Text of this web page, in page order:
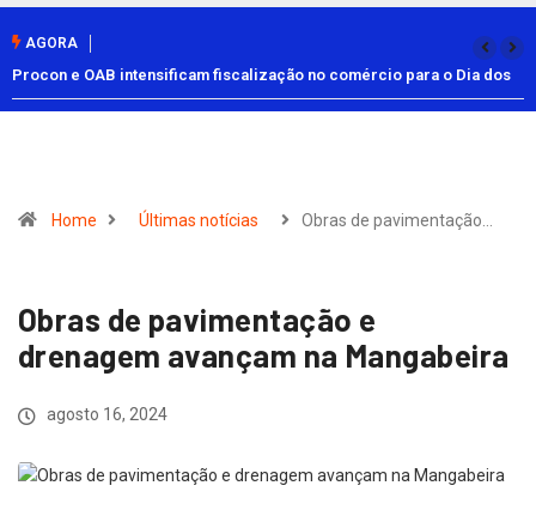
AGORA
Procon e OAB intensificam fiscalização no comércio para o Dia dos
Pais
Home Últimas notícias Obras de pavimentação…
Obras de pavimentação e
drenagem avançam na Mangabeira
agosto 16, 2024